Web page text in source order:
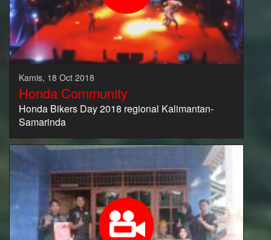
Kamis, 18 Oct 2018
Honda Community
Honda Bikers Day 2018 regional Kalimantan-
Samarinda